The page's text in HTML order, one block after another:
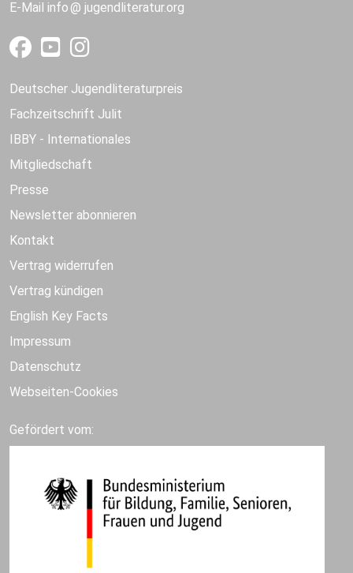
E-Mail info jugendliteratur.org
Deutscher Jugendliteraturpreis
Fachzeitschrift Julit
IBBY - Internationales
Mitgliedschaft
Presse
Newsletter abonnieren
Kontakt
Vertrag widerrufen
Vertrag kündigen
English Key Facts
Impressum
Datenschutz
Webseiten-Cookies
Gefördert vom: